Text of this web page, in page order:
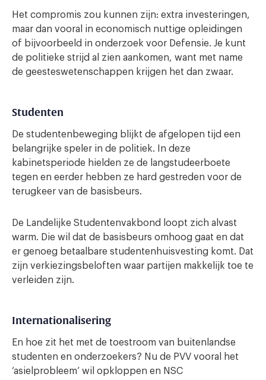
Het compromis zou kunnen zijn: extra investeringen,
maar dan vooral in economisch nuttige opleidingen
of bijvoorbeeld in onderzoek voor Defensie. Je kunt
de politieke strijd al zien aankomen, want met name
de geesteswetenschappen krijgen het dan zwaar.
Studenten
De studentenbeweging blijkt de afgelopen tijd een
belangrijke speler in de politiek. In deze
kabinetsperiode hielden ze de langstudeerboete
tegen en eerder hebben ze hard gestreden voor de
terugkeer van de basisbeurs.
De Landelijke Studentenvakbond loopt zich alvast
warm. Die wil dat de basisbeurs omhoog gaat en dat
er genoeg betaalbare studentenhuisvesting komt. Dat
zijn verkiezingsbeloften waar partijen makkelijk toe te
verleiden zijn.
Internationalisering
En hoe zit het met de toestroom van buitenlandse
studenten en onderzoekers? Nu de PVV vooral het
‘asielprobleem’ wil opkloppen en NSC